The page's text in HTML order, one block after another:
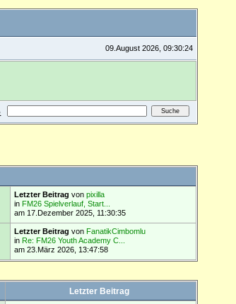
09.August 2026, 09:30:24
Letzter Beitrag vonpixilla
in FM26 Spielverlauf, Start...
am 17.Dezember 2025, 11:30:35
Letzter Beitrag von FanatikCimbomlu
in Re: FM26 Youth Academy C...
am 23.März 2026, 13:47:58
Letzter Beitrag